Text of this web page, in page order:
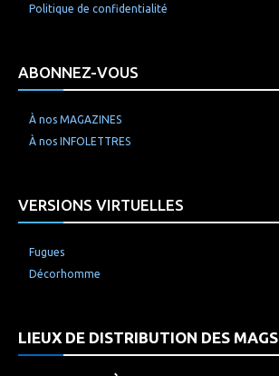
Politique de confidentialité
ABONNEZ-VOUS
À nos MAGAZINES
À nos INFOLETTRES
VERSIONS VIRTUELLES
Fugues
Décorhomme
LIEUX DE DISTRIBUTION DES MAGS